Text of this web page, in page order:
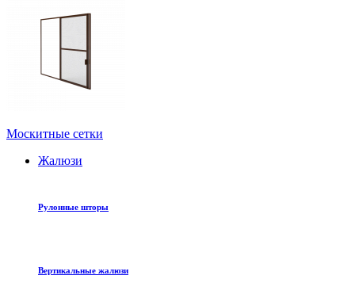
Москитные сетки
Жалюзи
Рулонные шторы
Вертикальные жалюзи